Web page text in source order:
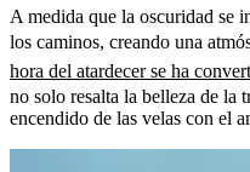
A medida que la oscuridad se
los caminos, creando una
hora del atardecer se ha
no solo resalta la belleza de la
encendido de las velas con el